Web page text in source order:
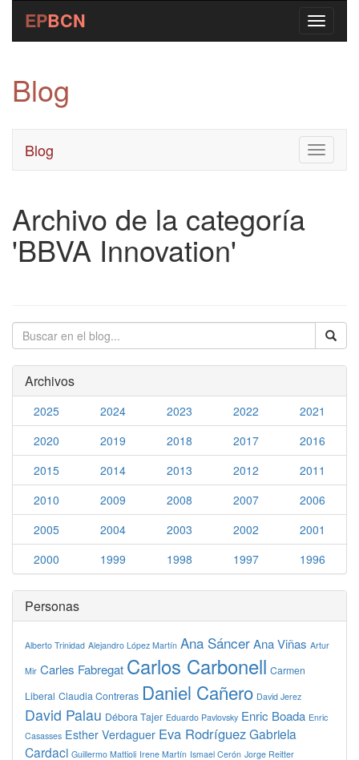
EPBCN
Blog
Toggle
Blog
Archivo de la categoría
'BBVA Innovation'
Archivos
2025 2024 2023 2022
2021
2020
2019 2018 2017
2016
2015
2014 2013 2012
2011
2010
2009 2008 2007
2006
2005
2004 2003 2002
2001
2000
1999 1998 1997 1996
Personas
Alberto Trinidad Alejandro López Martín Ana SáncerAna Viñas Artur
Mir Carles Fabregat Carlos Carbonell Carmen
Liberal Claudia Contreras Daniel Cañero David Jerez
David Palau Débora Tajer Eduardo Pavlovsky Enric Boada Enric
Casasses Esther Verdaguer Eva RodríguezGabriela
Cardaci Guillermo Mattioli Irene Martín Ismael Cerón Jorge Reitter